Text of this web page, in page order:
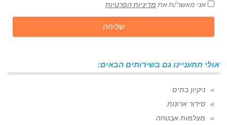
אני מאשר/ת את מדיניות הפרטיות
שליחה
אולי תתעניינו גם בשירותים הבאים:
ניקיון בתים
סידור ארונות
מצלמות אבטחה